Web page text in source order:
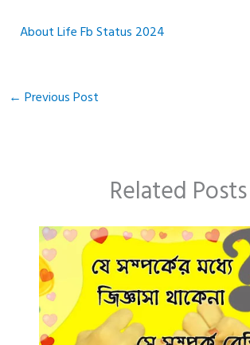
About Life Fb Status 2024
← Previous Post
Related Posts